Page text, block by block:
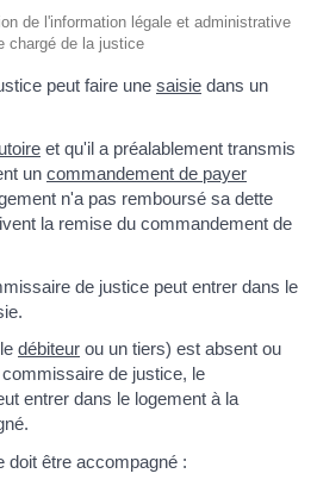
de l'information légale et administrative
chargé de la justice
peut faire une saisie dans un
et qu'il a préalablement transmis
un commandement de payer
n'a pas remboursé sa dette
la remise du commandement de
de justice peut entrer dans le
débiteur ou un tiers) est absent ou
de justice, le
entrer dans le logement à la
doit être accompagné :